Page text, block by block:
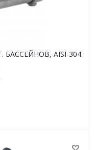
БАССЕЙНОВ, AISI-304